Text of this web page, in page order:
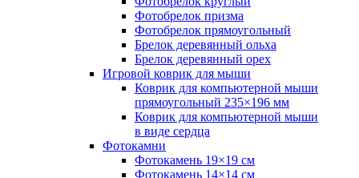
Фотобрелок призма
Фотобрелок прямоугольный
Брелок деревянный ольха
Брелок деревянный орех
Игровой коврик для мыши
Коврик для компьютерной мыши
прямоугольный 235×196 мм
Коврик для компьютерной мыши
в виде сердца
Фотокамни
Фотокамень 19×19 см
Фотокамень 14×14 см